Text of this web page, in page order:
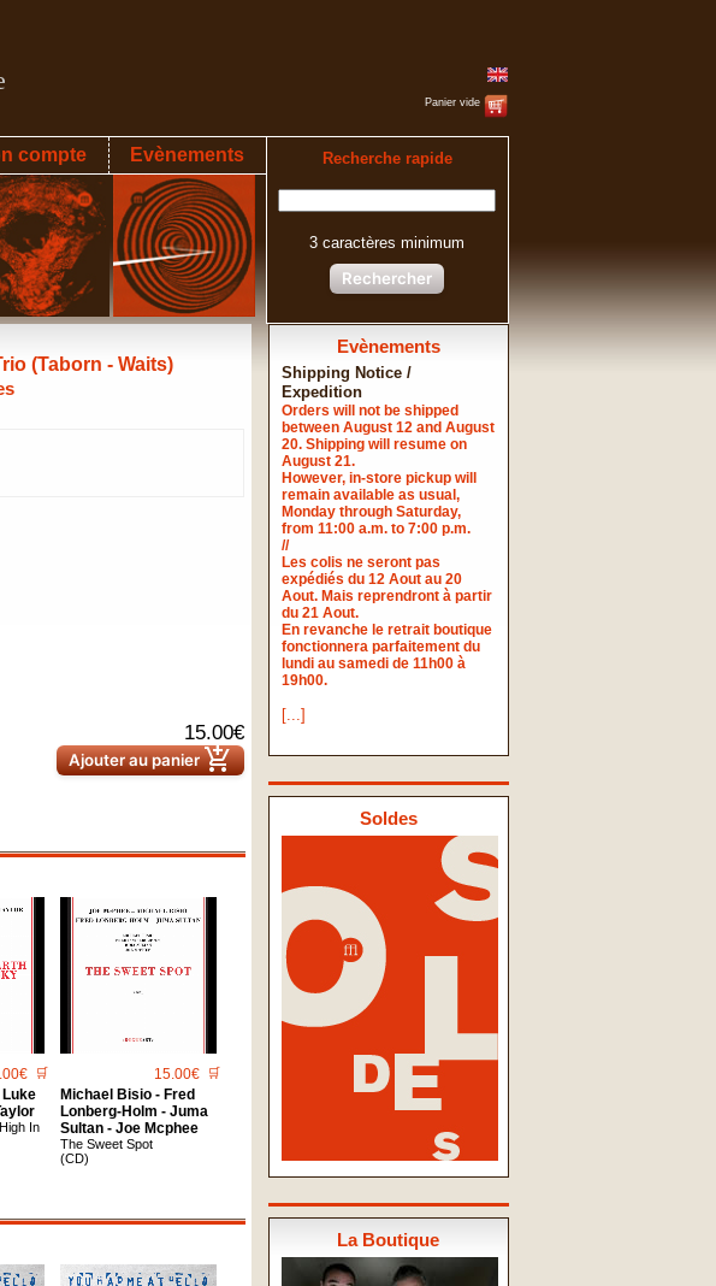
Panier vide
compte Evènements Recherche rapide
3 caractères minimum
Rechercher
Evènements
Shipping Notice /
Expedition
Orders will not be shipped
between August 12 and August
20. Shipping will resume on
August 21.
However, in-store pickup will
remain available as usual,
Monday through Saturday,
from 11:00 a.m. to 7:00 p.m.
//
Les colis ne seront pas
expédiés du 12 Aout au 20
Aout. Mais reprendront à partir
du 21 Aout.
En revanche le retrait boutique
fonctionnera parfaitement du
lundi au samedi de 11h00 à
19h00.
[...]
Soldes
La Boutique
(Taborn - Waits)
15.00€
Ajouter au panieradd_shopping_cart
🛒
In
15.00€ 🛒
Michael Bisio - Fred
Lonberg-Holm - Juma
Sultan - Joe Mcphee
The Sweet Spot
(CD)